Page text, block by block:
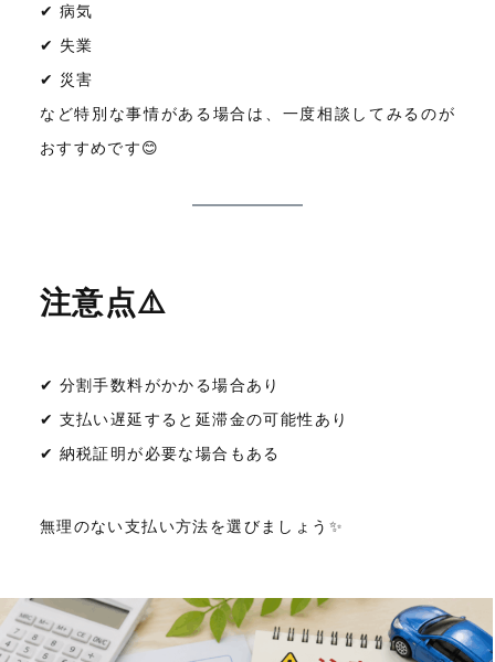
✔ 病気
✔ 失業
✔ 災害
など特別な事情がある場合は、一度相談してみるのが
おすすめです😊
注意点⚠️
✔ 分割手数料がかかる場合あり
✔ 支払い遅延すると延滞金の可能性あり
✔ 納税証明が必要な場合もある
無理のない支払い方法を選びましょう✨